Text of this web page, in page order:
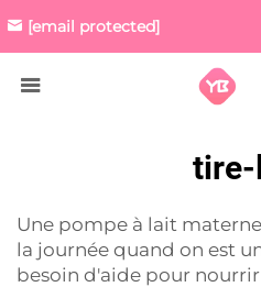
[email protected]
Une pompe à lait
la journée quand on est
besoin d'aide pour